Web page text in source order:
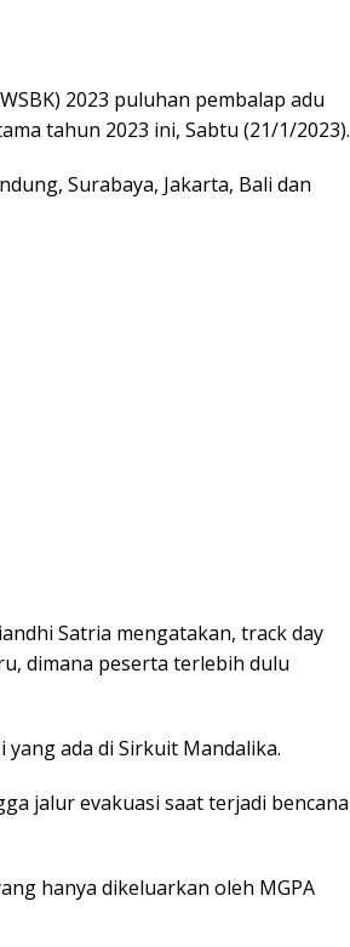
2023 puluhan pembalap adu
tahun 2023 ini, Sabtu (21/1/2023).
Surabaya, Jakarta, Bali dan
Satria mengatakan, track day
dimana peserta terlebih dulu
ada di Sirkuit Mandalika.
jalur evakuasi saat terjadi bencana
hanya dikeluarkan oleh MGPA